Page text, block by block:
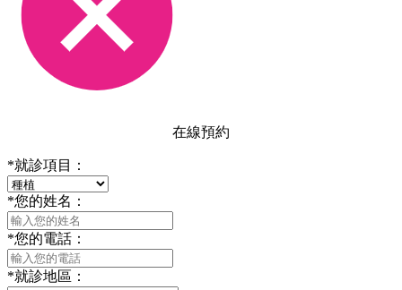
在線預約
*就診項目：
*您的姓名：
*您的電話：
*就診地區：